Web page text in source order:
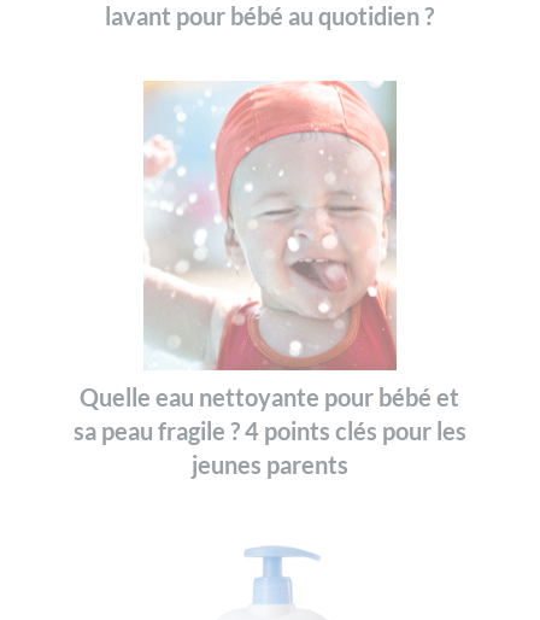
lavant pour bébé au quotidien ?
Quelle eau nettoyante pour bébé et
sa peau fragile ? 4 points clés pour les
jeunes parents